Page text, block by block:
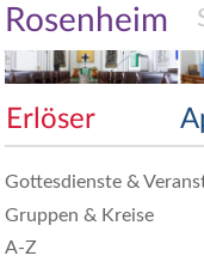
Rosenheim
Erlöser
Gottesdienste &
Gruppen & Kreise
A-Z